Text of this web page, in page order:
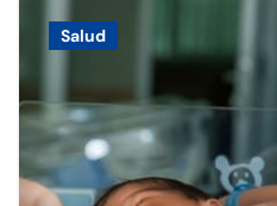
Salud